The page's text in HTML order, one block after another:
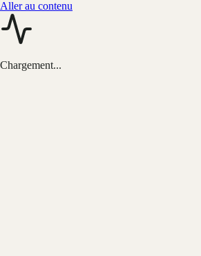
Aller au contenu
Chargement...